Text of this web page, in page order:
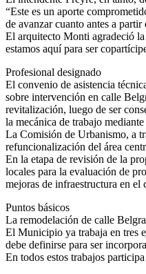
“Este es un aporte
de avanzar cuanto antes a
El arquitecto Monti agradeció
estamos aquí para ser
Profesional designado
El convenio de asistencia
sobre intervención en calle
revitalización, luego de ser
la mecánica de trabajo
La Comisión de Urbanismo, a
refuncionalización del área
En la etapa de revisión de la
locales para la evaluación de
mejoras de infraestructura en
Puntos básicos
La remodelación de calle
El Municipio ya trabaja en tres
debe definirse para ser
En todos estos trabajos